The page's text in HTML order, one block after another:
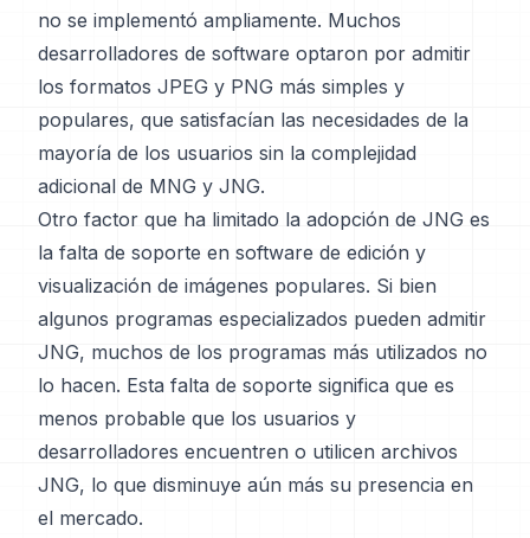
no se implementó ampliamente. Muchos
desarrolladores de software optaron por admitir
los formatos JPEG y PNG más simples y
populares, que satisfacían las necesidades de la
mayoría de los usuarios sin la complejidad
adicional de MNG y JNG.
Otro factor que ha limitado la adopción de JNG es
la falta de soporte en software de edición y
visualización de imágenes populares. Si bien
algunos programas especializados pueden admitir
JNG, muchos de los programas más utilizados no
lo hacen. Esta falta de soporte significa que es
menos probable que los usuarios y
desarrolladores encuentren o utilicen archivos
JNG, lo que disminuye aún más su presencia en
el mercado.